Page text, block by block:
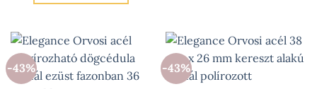
változatok
a
termékoldalon
választhatók
-43% -43%